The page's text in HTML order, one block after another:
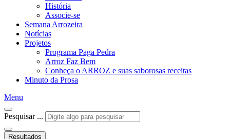
História
Associe-se
Semana Arrozeira
Notícias
Projetos
Programa Paga Pedra
Arroz Faz Bem
Conheça o ARROZ e suas saborosas receitas
Minuto da Prosa
Menu
Pesquisar ...
Resultados